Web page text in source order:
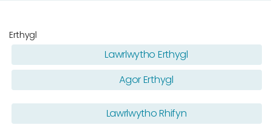
Erthygl
Lawrlwytho Erthygl
Agor Erthygl
Lawrlwytho Rhifyn